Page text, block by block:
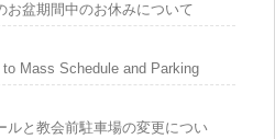
お盆期間中のお休みについて
Mass Schedule and Parking
ルと教会前駐車場の変更につい